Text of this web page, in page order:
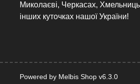
Миколаєві, Черкасах,
інших куточках нашої України!
Powered by Melbis Shop v6.3.0